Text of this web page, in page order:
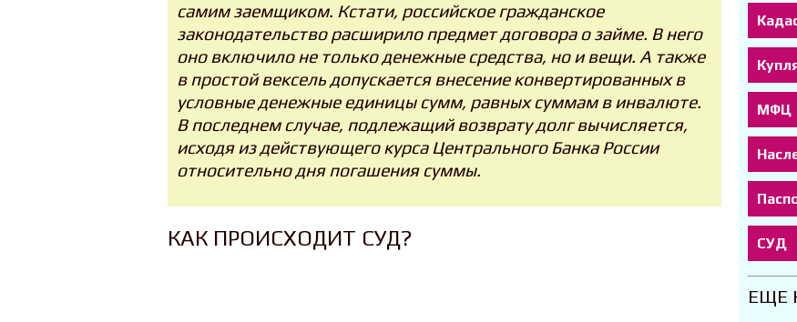
самим заемщиком. Кстати, российское гражданское
законодательство расширило предмет договора о займе. В него
оно включило не только денежные средства, но и вещи. А также
в простой вексель допускается внесение конвертированных в
условные денежные единицы сумм, равных суммам в инвалюте.
В последнем случае, подлежащий возврату долг вычисляется,
исходя из действующего курса Центрального Банка России
относительно дня погашения суммы.
КАК ПРОИСХОДИТ СУД?
МФЦ
СУД
ЕЩЕ